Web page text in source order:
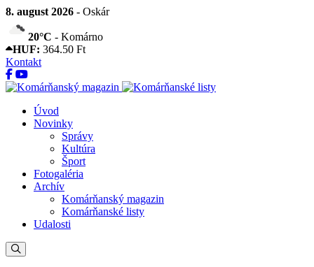
8. august 2026 - Oskár
20°C - Komárno
HUF: 364.50 Ft
Kontakt
Úvod
Novinky
Správy
Kultúra
Šport
Fotogaléria
Archív
Komárňanský magazin
Komárňanské listy
Udalosti